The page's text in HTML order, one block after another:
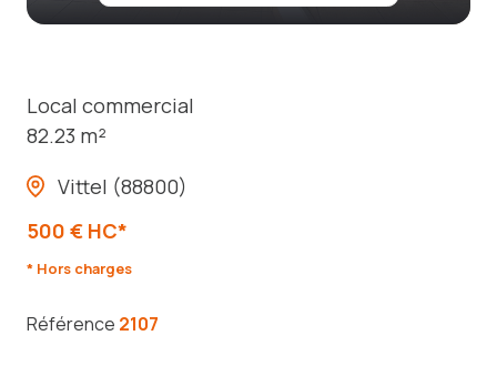
Local commercial
82.23 m²
Vittel (88800)
500 € HC*
* Hors charges
Référence 2107